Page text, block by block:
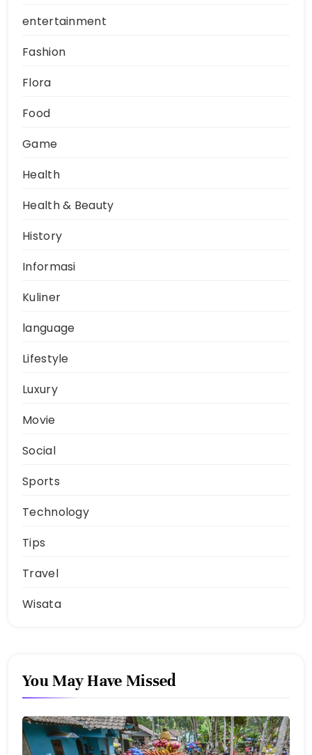
entertainment
Fashion
Flora
Food
Game
Health
Health & Beauty
History
Informasi
Kuliner
language
Lifestyle
Luxury
Movie
Social
Sports
Technology
Tips
Travel
Wisata
You May Have Missed